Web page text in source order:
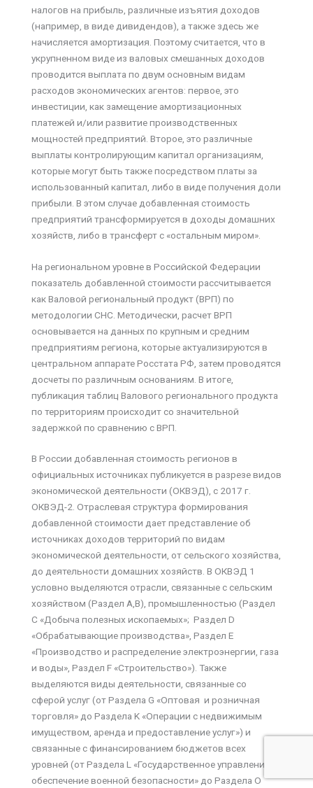
налогов на прибыль, различные изъятия доходов
(например, в виде дивидендов), а также здесь же
начисляется амортизация. Поэтому считается, что в
укрупненном виде из валовых смешанных доходов
проводится выплата по двум основным видам
расходов экономических агентов: первое, это
инвестиции, как замещение амортизационных
платежей и/или развитие производственных
мощностей предприятий. Второе, это различные
выплаты контролирующим капитал организациям,
которые могут быть также посредством платы за
использованный капитал, либо в виде получения доли
прибыли. В этом случае добавленная стоимость
предприятий трансформируется в доходы домашних
хозяйств, либо в трансферт с «остальным миром».
На региональном уровне в Российской Федерации
показатель добавленной стоимости рассчитывается
как Валовой региональный продукт (ВРП) по
методологии СНС. Методически, расчет ВРП
основывается на данных по крупным и средним
предприятиям региона, которые актуализируются в
центральном аппарате Росстата РФ, затем проводятся
досчеты по различным основаниям. В итоге,
публикация таблиц Валового регионального продукта
по территориям происходит со значительной
задержкой по сравнению с ВРП.
В России добавленная стоимость регионов в
официальных источниках публикуется в разрезе видов
экономической деятельности (ОКВЭД), с 2017 г.
ОКВЭД-2. Отраслевая структура формирования
добавленной стоимости дает представление об
источниках доходов территорий по видам
экономической деятельности, от сельского хозяйства,
до деятельности домашних хозяйств. В ОКВЭД 1
условно выделяются отрасли, связанные с сельским
хозяйством (Раздел А,В), промышленностью (Раздел
C «Добыча полезных ископаемых»; Раздел D
«Обрабатывающие производства», Раздел E
«Производство и распределение электроэнергии, газа
и воды», Раздел F «Строительство»). Также
выделяются виды деятельности, связанные со
сферой услуг (от Раздела G «Оптовая и розничная
торговля» до Раздела K «Операции с недвижимым
имуществом, аренда и предоставление услуг») и
связанные с финансированием бюджетов всех
уровней (от Раздела L «Государственное управление и
обеспечение военной безопасности» до Раздела О